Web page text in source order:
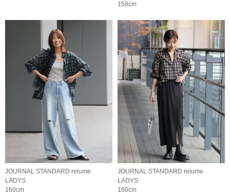
158cm
JOURNAL STANDARD relume
LADYS
160cm
JOURNAL STANDARD relume
LADYS
160cm